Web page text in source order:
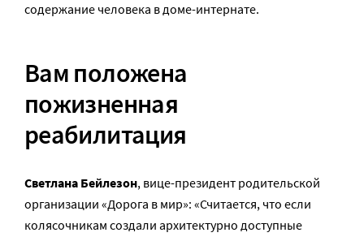
содержание человека в доме-интернате.
Вам положена
пожизненная
реабилитация
Светлана Бейлезон, вице-президент родительской
организации «Дорога в мир»: «Считается, что если
колясочникам создали архитектурно доступные